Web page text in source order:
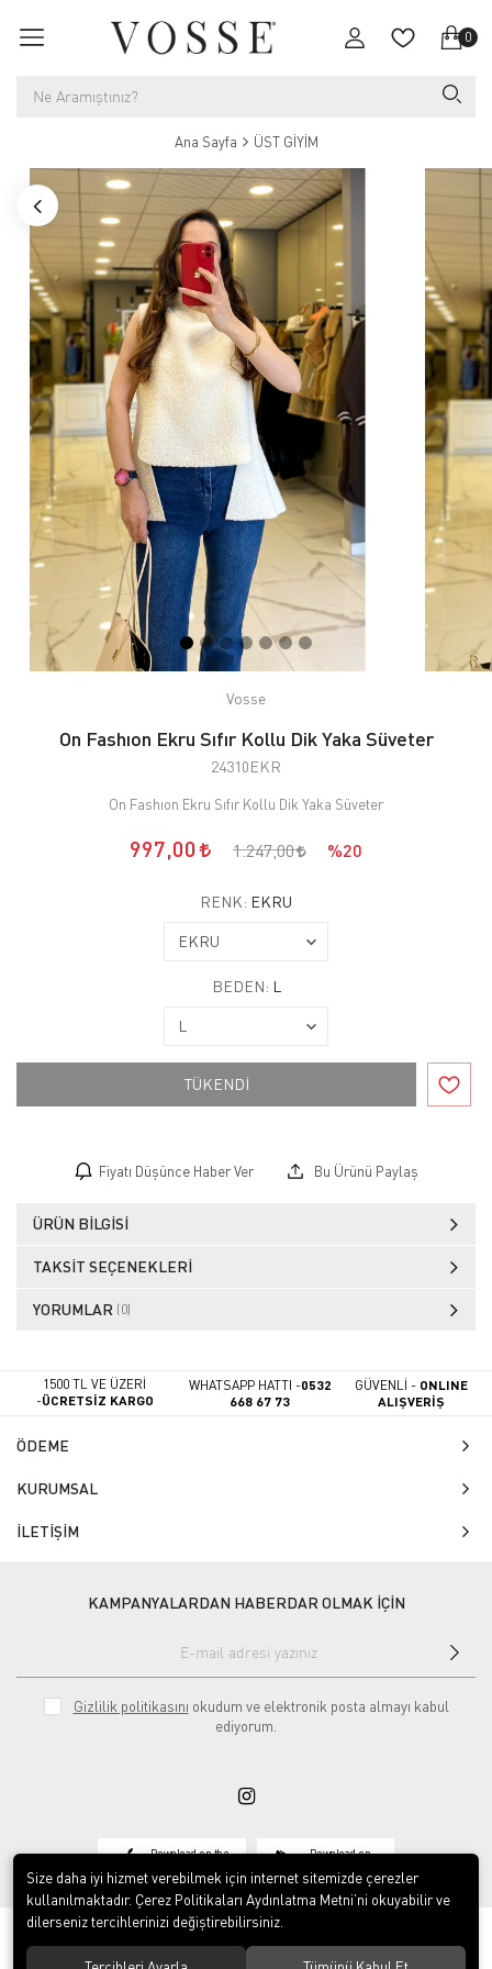
0
Ana Sayfa ÜST GİYİM
Vosse
On Fashıon Ekru Sıfır Kollu Dik Yaka Süveter
24310EKR
On Fashıon Ekru Sıfır Kollu Dik Yaka Süveter
997,00 1.247,00 %20
RENK: EKRU
BEDEN: L
TÜKENDİ
Fiyatı Düşünce Haber Ver Bu Ürünü Paylaş
ÜRÜN BILGISI
TAKSIT SEÇENEKLERI
YORUMLAR (0)
1500 TL VE ÜZERİ
-ÜCRETSİZ KARGO
WHATSAPP HATTI -0532
668 67 73
GÜVENLİ - ONLINE
ALIŞVERİŞ
ÖDEME
KURUMSAL
İLETİŞİM
KAMPANYALARDAN HABERDAR OLMAK İÇİN
Gizlilik politikasını okudum ve elektronik posta almayı kabul
ediyorum.
Download on the Download on
Size daha iyi hizmet verebilmek için internet sitemizde çerezler
kullanılmaktadır. Çerez Politikaları Aydınlatma Metni’ni okuyabilir ve
dilerseniz tercihlerinizi değiştirebilirsiniz.